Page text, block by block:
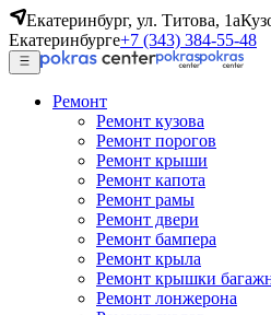
Екатеринбург, ул. Титова, 1а
Екатеринбурге+7 (343) 384-55-48
Ремонт
Ремонт кузова
Ремонт порогов
Ремонт крыши
Ремонт капота
Ремонт рамы
Ремонт двери
Ремонт бампера
Ремонт крыла
Ремонт крышки
Ремонт лонжерона